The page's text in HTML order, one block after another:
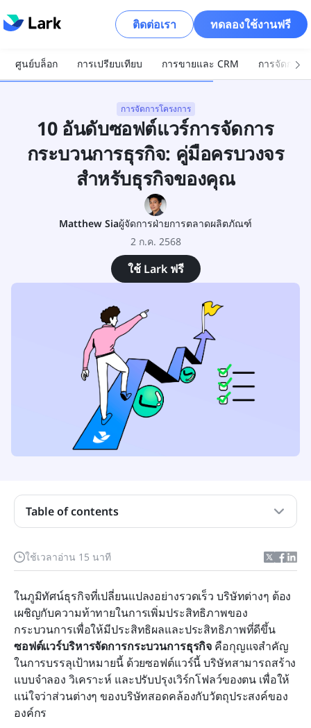
ติดต่อเรา ทดลองใช้งานฟรี
ศูนย์บล็อก การเปรียบเทียบ การขายและ CRM การจัดการ
การจัดการโครงการ
10 อันดับซอฟต์แวร์การจัดการ
กระบวนการธุรกิจ: คู่มือครบวงจร
สำหรับธุรกิจของคุณ
Matthew Siaผู้จัดการฝ่ายการตลาดผลิตภัณฑ์
2 ก.ค. 2568
ใช้ Lark ฟรี
ใช้เวลาอ่าน 15 นาที
ในภูมิทัศน์ธุรกิจที่เปลี่ยนแปลงอย่างรวดเร็ว บริษัทต่างๆ ต้อง
เผชิญกับความท้าทายในการเพิ่มประสิทธิภาพของ
ซอฟต์แวร์บริหารจัดการกระบวนการธุรกิจ คือกุญแจสำคัญ
ในการบรรลุเป้าหมายนี้ ด้วยซอฟต์แวร์นี้ บริษัทสามารถสร้าง
แบบจำลอง วิเคราะห์ และปรับปรุงเวิร์กโฟลว์ของตน เพื่อให้
แน่ใจว่าส่วนต่างๆ ของบริษัทสอดคล้องกับวัตถุประสงค์ของ
องค์กร
Table of contents
การจัดการกระบวนการทางธุรกิจคืออะไร?
ทางธุรกิจ
10 เครื่องมือการจัดการกระบวนการธุรกิจยอดนิยมใน
ตลาด
กลยุทธ์การดำเนินงานที่มีประสิทธิภาพสำหรับ
ซอฟต์แวร์การจัดการกระบวนการทางธุรกิจ
บทสรุป